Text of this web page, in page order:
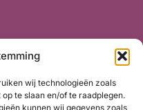
wij technologieën zoals
te slaan en/of te raadplegen.
kunnen wij gegevens zoals